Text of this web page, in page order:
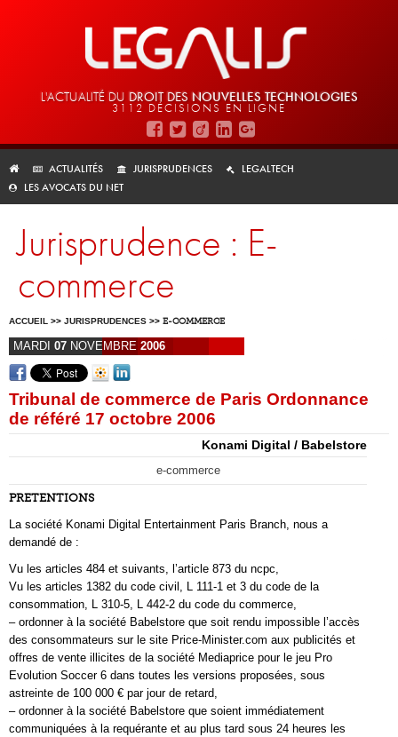
L'ACTUALITÉ DU DROIT DES NOUVELLES TECHNOLOGIES
3112 DÉCISIONS EN LIGNE
ACTUALITÉS JURISPRUDENCES
LEGALTECH
LES AVOCATS DU NET
Jurisprudence : E-
commerce
ACCUEIL >> JURISPRUDENCES >> E-COMMERCE
MARDI 07 NOVEMBRE 2006
Tribunal de commerce de Paris Ordonnance
de référé 17 octobre 2006
Konami Digital / Babelstore
e-commerce
PRETENTIONS
La société Konami Digital Entertainment Paris Branch, nous a
demandé de :
Vu les articles 484 et suivants, l’article 873 du ncpc,
Vu les articles 1382 du code civil, L 111-1 et 3 du code de la
consommation, L 310-5, L 442-2 du code du commerce,
– ordonner à la société Babelstore que soit rendu impossible l’accès
des consommateurs sur le site Price-Minister.com aux publicités et
offres de vente illicites de la société Mediaprice pour le jeu Pro
Evolution Soccer 6 dans toutes les versions proposées, sous
astreinte de 100 000 € par jour de retard,
– ordonner à la société Babelstore que soient immédiatement
communiquées à la requérante et au plus tard sous 24 heures les